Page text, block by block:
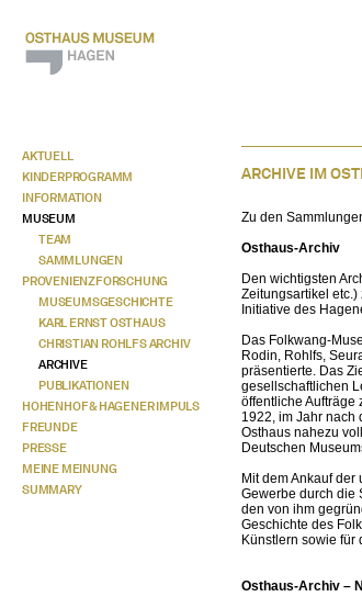
AKTUELL
KINDERPROGRAMM
INFORMATION
MUSEUM
TEAM
SAMMLUNGEN
PROVENIENZFORSCHUNG
MUSEUMSGESCHICHTE
KARL ERNST OSTHAUS
CHRISTIAN ROHLFS ARCHIV
ARCHIVE
PUBLIKATIONEN
HOHENHOF & HAGENER IMPULS
FREUNDE
PRESSE
MEINE MEINUNG
SUMMARY
ARCHIVE IM
Zu den
Osthaus-Archiv
Den wichtigsten
Zeitungsartikel
Initiative des
Das Folkwang-
Rodin, Rohlfs,
präsentierte. Das
gesellschaftlichen
öffentliche Aufträge
1922, im Jahr nach
Osthaus nahezu
Deutschen
Mit dem Ankauf
Gewerbe durch die
den von ihm
Geschichte des
Künstlern sowie für
Osthaus-Archiv –